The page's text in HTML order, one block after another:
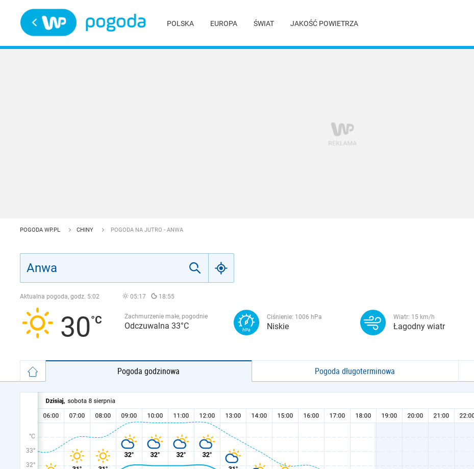
POLSKA EUROPA ŚWIAT JAKOŚĆ POWIETRZA
POGODA WP.PL CHINY POGODA NA JUTRO - ANWA
Aktualna pogoda, godz. 5:02 05:17 18:55
30 Zachmurzenie małe, pogodnie
Odczuwalna 33°C
Ciśnienie: 1006 hPa
Niskie
Wiatr: 15 km/h
Łagodny wiatr
Pogoda godzinowa Pogoda długoterminowa
°C
33°
32°